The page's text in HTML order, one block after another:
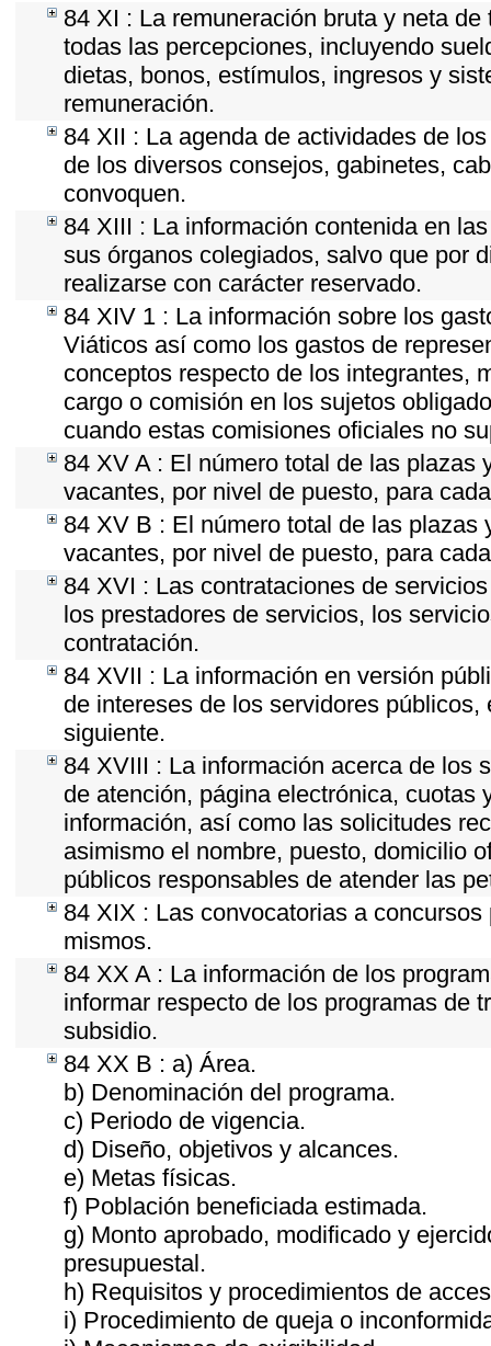
84 XI : La remuneración bruta y neta
todas las percepciones, incluyendo
dietas, bonos, estímulos, ingresos y
remuneración.
84 XII : La agenda de actividades de
de los diversos consejos, gabinetes,
convoquen.
84 XIII : La información contenida en
sus órganos colegiados, salvo que por
realizarse con carácter reservado.
84 XIV 1 : La información sobre los
Viáticos así como los gastos de
conceptos respecto de los integrantes,
cargo o comisión en los sujetos
cuando estas comisiones oficiales no
84 XV A : El número total de las
vacantes, por nivel de puesto, para
84 XV B : El número total de las
vacantes, por nivel de puesto, para
84 XVI : Las contrataciones de
los prestadores de servicios, los
contratación.
84 XVII : La información en versión
de intereses de los servidores
siguiente.
84 XVIII : La información acerca de los
de atención, página electrónica,
información, así como las solicitudes
asimismo el nombre, puesto, domicilio
públicos responsables de atender las
84 XIX : Las convocatorias a
mismos.
84 XX A : La información de los
informar respecto de los programas de
subsidio.
84 XX B : a) Área.
b) Denominación del programa.
c) Periodo de vigencia.
d) Diseño, objetivos y alcances.
e) Metas físicas.
f) Población beneficiada estimada.
g) Monto aprobado, modificado y
presupuestal.
h) Requisitos y procedimientos de
i) Procedimiento de queja o